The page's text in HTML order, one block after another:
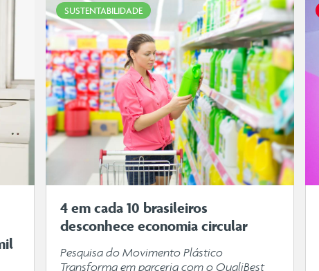
SUSTENTABILIDADE
4 em cada 10 brasileiros
desconhece economia circular
Pesquisa do Movimento Plástico
Transforma em parceria com o QualiBest